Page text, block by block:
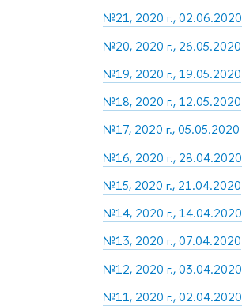
№21, 2020 г., 02.06.2020
№20, 2020 г., 26.05.2020
№19, 2020 г., 19.05.2020
№18, 2020 г., 12.05.2020
№17, 2020 г., 05.05.2020
№16, 2020 г., 28.04.2020
№15, 2020 г., 21.04.2020
№14, 2020 г., 14.04.2020
№13, 2020 г., 07.04.2020
№12, 2020 г., 03.04.2020
№11, 2020 г., 02.04.2020